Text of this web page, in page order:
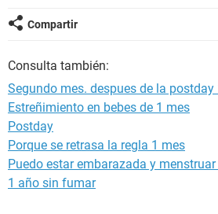
Compartir
Consulta también:
Segundo mes. despues de la postday
Estreñimiento en bebes de 1 mes
Postday
Porque se retrasa la regla 1 mes
Puedo estar embarazada y
1 año sin fumar